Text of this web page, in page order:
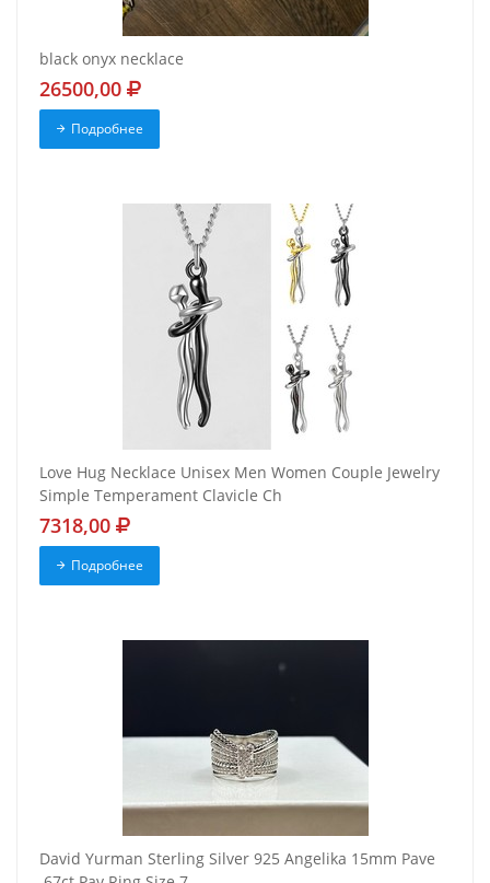
black onyx necklace
26500,00
Подробнее
Love Hug Necklace Unisex Men Women Couple Jewelry
Simple Temperament Clavicle Ch
7318,00
Подробнее
David Yurman Sterling Silver 925 Angelika 15mm Pave